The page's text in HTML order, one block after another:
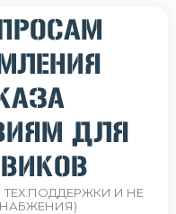
ДЛЯ
И НЕ